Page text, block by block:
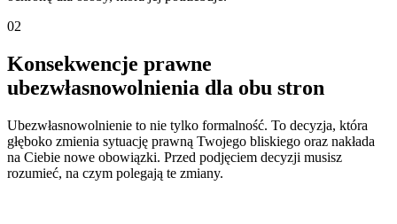
02
Konsekwencje prawne
ubezwłasnowolnienia dla obu stron
Ubezwłasnowolnienie to nie tylko formalność. To decyzja, która
głęboko zmienia sytuację prawną Twojego bliskiego oraz nakłada
na Ciebie nowe obowiązki. Przed podjęciem decyzji musisz
rozumieć, na czym polegają te zmiany.